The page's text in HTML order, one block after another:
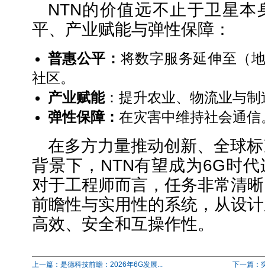
NTN的价值远不止于卫星本
平、产业赋能与弹性保障：
普惠公平： 将数字服务延伸至（
社区。
产业赋能：提升农业、物流业与
弹性保障： 在灾害中维持社会通信
在多方力量推动创新、全球
背景下，NTN有望成为6G时
对于工程师而言，任务非常清
前瞻性与实用性的系统，从设
高效、安全和互操作性。
上一篇：是德科技前瞻：2026年6G发展... 下一篇：